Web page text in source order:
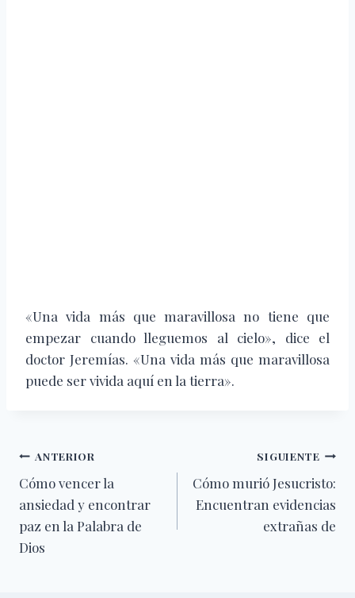
«Una vida más que maravillosa no tiene que
empezar cuando lleguemos al cielo», dice el
doctor Jeremías. «Una vida más que maravillosa
puede ser vivida aquí en la tierra».
Navegación
de
entradas
ANTERIOR
Cómo vencer la
ansiedad y encontrar
paz en la Palabra de
Dios
SIGUIENTE
Cómo murió Jesucristo:
Encuentran evidencias
extrañas de